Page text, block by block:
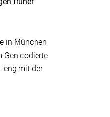
in München
Gen codierte
eng mit der